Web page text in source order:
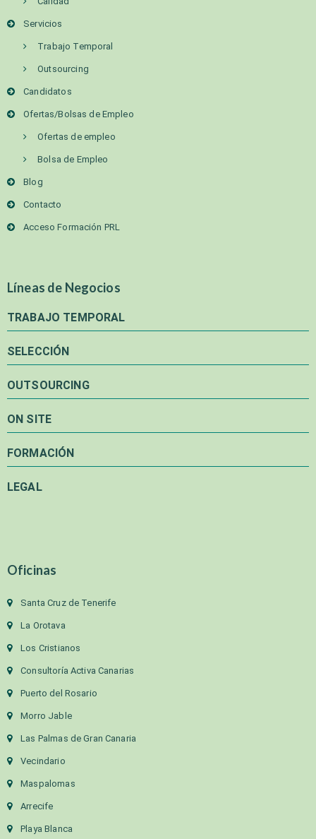
Servicios
Trabajo Temporal
Outsourcing
Candidatos
Ofertas/Bolsas de Empleo
Ofertas de empleo
Bolsa de Empleo
Blog
Contacto
Acceso Formación PRL
Líneas de Negocios
TRABAJO TEMPORAL
SELECCIÓN
OUTSOURCING
ON SITE
FORMACIÓN
LEGAL
Oficinas
Santa Cruz de Tenerife
La Orotava
Los Cristianos
Consultoría Activa Canarias
Puerto del Rosario
Morro Jable
Las Palmas de Gran Canaria
Vecindario
Maspalomas
Arrecife
Playa Blanca